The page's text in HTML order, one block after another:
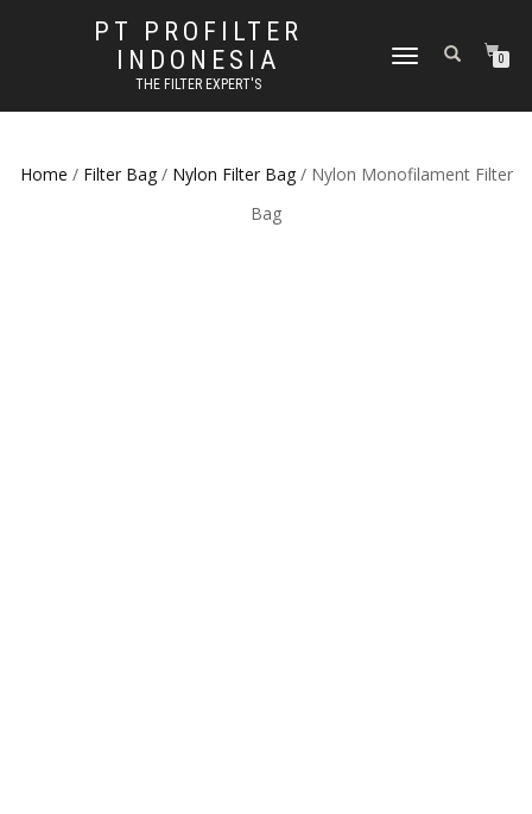
PT PROFILTER
INDONESIA
THE FILTER EXPERT'S
TOGGLE NAVIGATION0
Home / Filter Bag/ Nylon Filter Bag/ Nylon Monofilament Filter
Bag